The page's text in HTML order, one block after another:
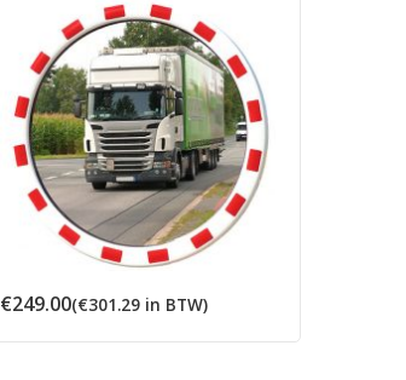
€249.00(€301.29 in BTW)